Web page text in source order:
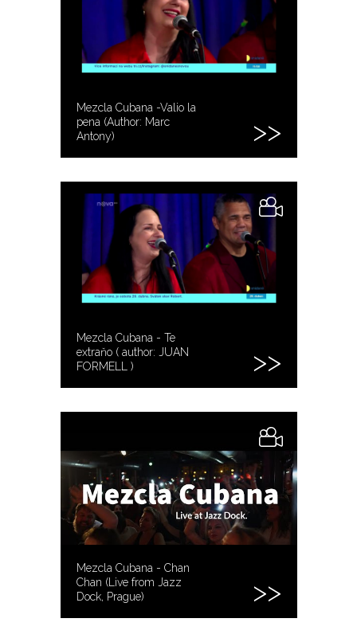
Mezcla Cubana -Valio la
pena (Author: Marc
Antony)
Mezcla Cubana - Te
extraňo ( author: JUAN
FORMELL )
Mezcla Cubana - Chan
Chan (Live from Jazz
Dock, Prague)